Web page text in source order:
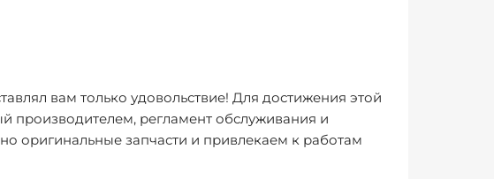
вам только удовольствие! Для достижения этой
производителем, регламент обслуживания и
оригинальные запчасти и привлекаем к работам